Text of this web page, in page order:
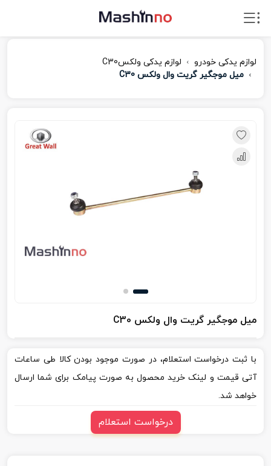
لوازم یدکی خودرو
لوازم یدکی ولکسC30
میل موجگیر گریت وال ولکس C30
میل موجگیر گریت وال ولکس C30
با ثبت درخواست استعلام، در صورت موجود بودن کالا طی ساعات
آتی قیمت و لینک خرید محصول به صورت پیامک برای شما ارسال
خواهد شد.
درخواست استعلام